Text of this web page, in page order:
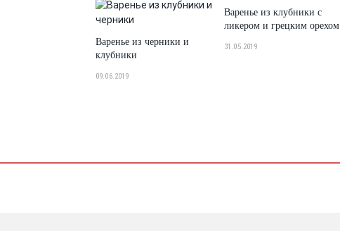
Варенье из черники и
клубники
09.06.2019
Варенье из клубники с
ликером и грецким орехом
31.05.2019